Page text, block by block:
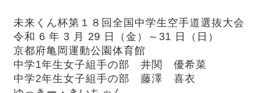
未来くん杯第１８回全国中学生空手道選抜大会
令和 6 年 3 月 29 日（金）～31 日（日）
京都府亀岡運動公園体育館
中学1年生女子組手の部 井関 優希菜
中学2年生女子組手の部 藤澤 喜衣